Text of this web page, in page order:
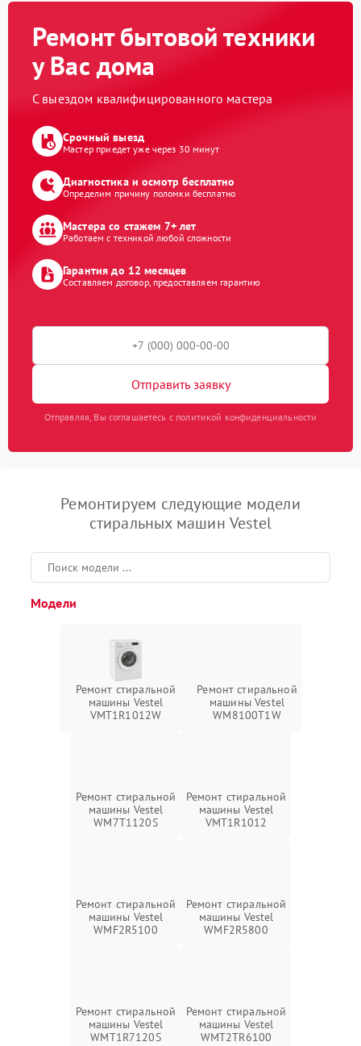
Ремонт бытовой техники
у Вас дома
С выездом квалифицированного мастера
Срочный выезд
Мастер приедет уже через 30 минут
Диагностика и осмотр бесплатно
Определим причину поломки бесплатно
Мастера со стажем 7+ лет
Работаем с техникой любой сложности
Гарантия до 12 месяцев
Составляем договор, предоставляем гарантию
Отправить заявку
Отправляя, Вы соглашаетесь с политикой конфиденциальности
Ремонтируем следующие модели
стиральных машин Vestel
Модели
Ремонт стиральной
машины Vestel
VMT1R1012W
Ремонт стиральной
машины Vestel
WM8100T1W
Ремонт стиральной
машины Vestel
WM7T1120S
Ремонт стиральной
машины Vestel
VMT1R1012
Ремонт стиральной
машины Vestel
WMF2R5100
Ремонт стиральной
машины Vestel
WMF2R5800
Ремонт стиральной
машины Vestel
WMT1R7120S
Ремонт стиральной
машины Vestel
WMT2TR6100